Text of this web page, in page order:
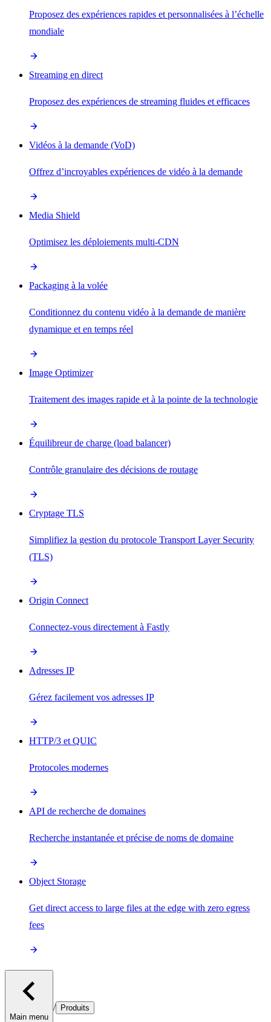
Proposez des expériences rapides et personnalisées à l’échelle
mondiale
Streaming en direct
Proposez des expériences de streaming fluides et efficaces
Vidéos à la demande (VoD)
Offrez d’incroyables expériences de vidéo à la demande
Media Shield
Optimisez les déploiements multi-CDN
Packaging à la volée
Conditionnez du contenu vidéo à la demande de manière
dynamique et en temps réel
Image Optimizer
Traitement des images rapide et à la pointe de la technologie
Équilibreur de charge (load balancer)
Contrôle granulaire des décisions de routage
Cryptage TLS
Simplifiez la gestion du protocole Transport Layer Security
(TLS)
Origin Connect
Connectez-vous directement à Fastly
Adresses IP
Gérez facilement vos adresses IP
HTTP/3 et QUIC
Protocoles modernes
API de recherche de domaines
Recherche instantanée et précise de noms de domaine
Object Storage
Get direct access to large files at the edge with zero egress
fees
Main menu
/ Produits